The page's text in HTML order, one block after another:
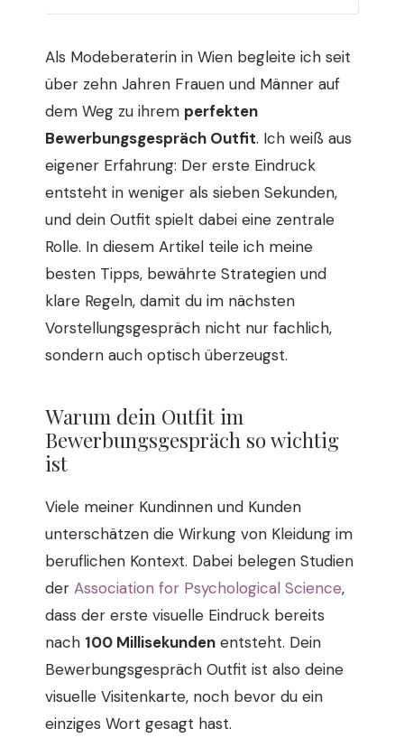
Als Modeberaterin in Wien begleite ich seit
über zehn Jahren Frauen und Männer auf
dem Weg zu ihrem perfekten
Bewerbungsgespräch Outfit. Ich weiß aus
eigener Erfahrung: Der erste Eindruck
entsteht in weniger als sieben Sekunden,
und dein Outfit spielt dabei eine zentrale
Rolle. In diesem Artikel teile ich meine
besten Tipps, bewährte Strategien und
klare Regeln, damit du im nächsten
Vorstellungsgespräch nicht nur fachlich,
sondern auch optisch überzeugst.
Warum dein Outfit im
Bewerbungsgespräch so wichtig
ist
Viele meiner Kundinnen und Kunden
unterschätzen die Wirkung von Kleidung im
beruflichen Kontext. Dabei belegen Studien
der Association for Psychological Science,
dass der erste visuelle Eindruck bereits
nach 100 Millisekunden entsteht. Dein
Bewerbungsgespräch Outfit ist also deine
visuelle Visitenkarte, noch bevor du ein
einziges Wort gesagt hast.